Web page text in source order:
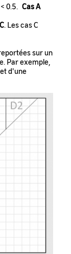
0.5. Cas A
. Les cas C
sur un
Par exemple,
d'une